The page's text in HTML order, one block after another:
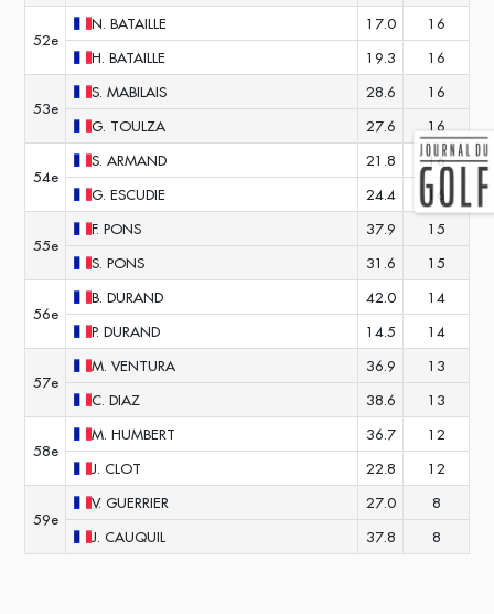
52e
N. BATAILLE 17.0
16
H. BATAILLE 19.3 16
53e
S. MABILAIS 28.6
16
G. TOULZA 27.6 16
54e
S. ARMAND 21.8
16
G. ESCUDIE 24.4 16
55e
F. PONS 37.9
15
S. PONS 31.6 15
56e
B. DURAND 42.0
14
P. DURAND 14.5 14
57e
M. VENTURA 36.9
13
C. DIAZ 38.6 13
58e
M. HUMBERT 36.7
12
J. CLOT 22.8 12
59e
V. GUERRIER 27.0
8
J. CAUQUIL 37.8 8